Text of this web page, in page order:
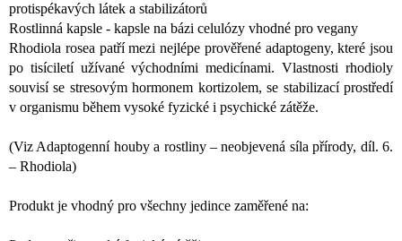
protispékavých látek a stabilizátorů
Rostlinná kapsle - kapsle na bázi celulózy vhodné pro vegany
Rhodiola rosea patří mezi nejlépe prověřené adaptogeny, které jsou
po tisíciletí užívané východními medicínami. Vlastnosti rhodioly
souvisí se stresovým hormonem kortizolem, se stabilizací prostředí
v organismu během vysoké fyzické i psychické zátěže.
(Viz Adaptogenní houby a rostliny – neobjevená síla přírody, díl. 6.
– Rhodiola)
Produkt je vhodný pro všechny jedince zaměřené na: